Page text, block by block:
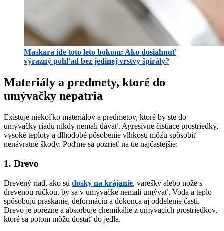
Maskara ide toto leto bokom: Ako dosiahnuť
výrazný pohľad bez jedinej vrstvy špirály?
Materiály a predmety, ktoré do
umývačky nepatria
Existuje niekoľko materiálov a predmetov, ktoré by ste do
umývačky riadu nikdy nemali dávať. Agresívne čistiace prostriedky,
vysoké teploty a dlhodobé pôsobenie vlhkosti môžu spôsobiť
nenávratné škody. Poďme sa pozrieť na tie najčastejšie:
1. Drevo
Drevený riad, ako sú dosky na krájanie, varešky alebo nože s
drevenou rúčkou, by sa v umývačke nemali umývať. Voda a teplo
spôsobujú praskanie, deformáciu a dokonca aj oddelenie častí.
Drevo je porézne a absorbuje chemikálie z umývacích prostriedkov,
ktoré sa potom môžu dostať do jedla.